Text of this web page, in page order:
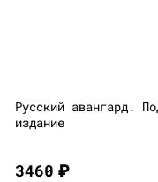
Русский авангард.
издание
3460₽